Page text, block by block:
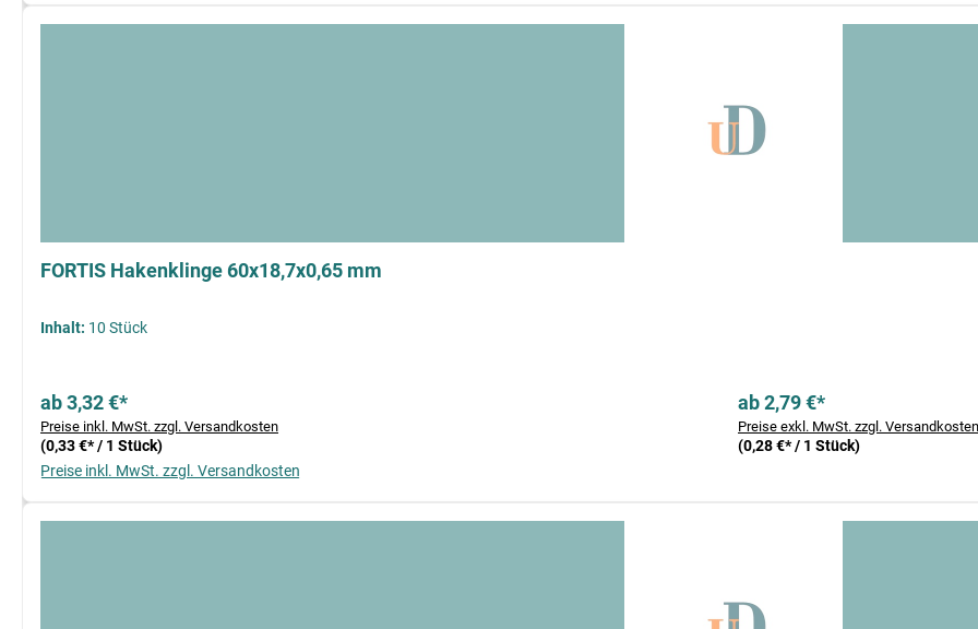
FORTIS Hakenklinge 60x18,7x0,65 mm
Inhalt: 10 Stück
ab 3,32 €*
Preise inkl. MwSt. zzgl. Versandkosten
(0,33 €* / 1 Stück)
ab 2,79 €*
Preise exkl. MwSt. zzgl. Versandkosten
(0,28 €* / 1 Stück)
Preise inkl. MwSt. zzgl. Versandkosten